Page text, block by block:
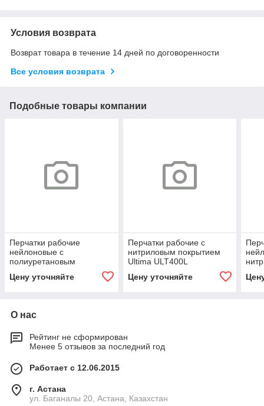
Условия возврата
Возврат товара в течение 14 дней по договоренности
Все условия возврата
Подобные товары компании
Перчатки рабочие
нейлоновые с
полиуретановым
покрытием Ultima ULT620
"White Touch" цвет белый
Цену уточняйте
Перчатки рабочие с
нитриловым покрытием
Ultima ULT400L
желтый
Цену уточняйте
О нас
Рейтинг не сформирован
Менее 5 отзывов за последний год
Работает с 12.06.2015
г. Астана
ул. Баганалы 20, Астана, Казахстан